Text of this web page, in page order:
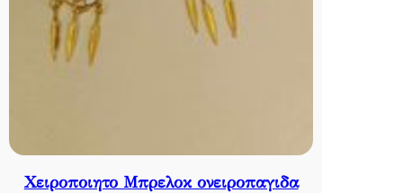
Χειροποιητο Μπρελοκ ονειροπαγιδα